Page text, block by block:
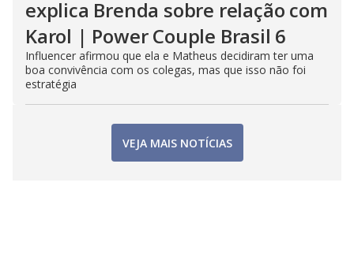
explica Brenda sobre relação com
Karol | Power Couple Brasil 6
Influencer afirmou que ela e Matheus decidiram ter uma
boa convivência com os colegas, mas que isso não foi
estratégia
VEJA MAIS NOTÍCIAS